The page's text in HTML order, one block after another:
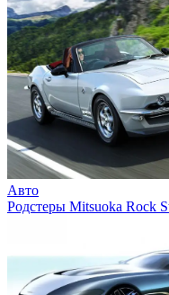
Авто
Родстеры Mitsuoka Rock